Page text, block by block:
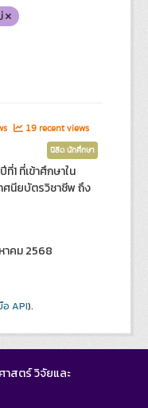
19 recent views
นิสิต นักศึกษา
1 ที่เข้าศึกษาใน
ศนียบัตรวิชาชีพ ถึง
คม 2568
อ API).
าสตร์ วิจัยและ